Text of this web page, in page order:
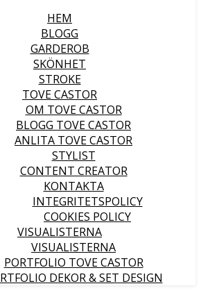
HEM
BLOGG
GARDEROB
SKÖNHET
STROKE
TOVE CASTOR
OM TOVE CASTOR
BLOGG TOVE CASTOR
ANLITA TOVE CASTOR
STYLIST
CONTENT CREATOR
KONTAKTA
INTEGRITETSPOLICY
COOKIES POLICY
VISUALISTERNA
VISUALISTERNA
PORTFOLIO TOVE CASTOR
DEKOR & SET DESIGN